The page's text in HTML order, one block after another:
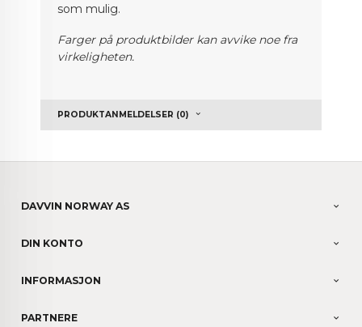
som mulig.
Farger på produktbilder kan avvike noe fra
virkeligheten.
PRODUKTANMELDELSER (0)
DAVVIN NORWAY AS
DIN KONTO
INFORMASJON
PARTNERE